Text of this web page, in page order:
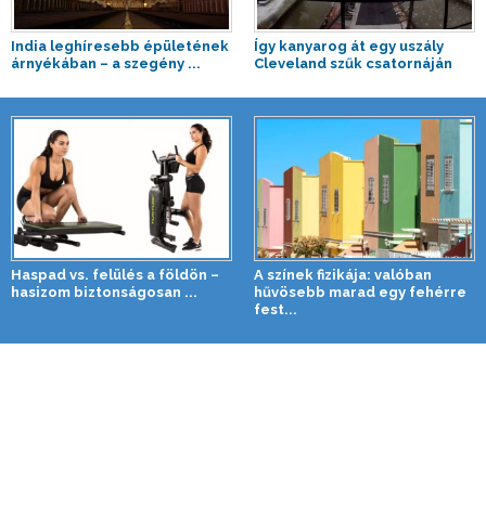
India leghíresebb épületének
árnyékában – a szegény ...
Így kanyarog át egy uszály
Cleveland szűk csatornáján
Haspad vs. felülés a földön –
hasizom biztonságosan ...
A színek fizikája: valóban
hűvösebb marad egy fehérre
fest...